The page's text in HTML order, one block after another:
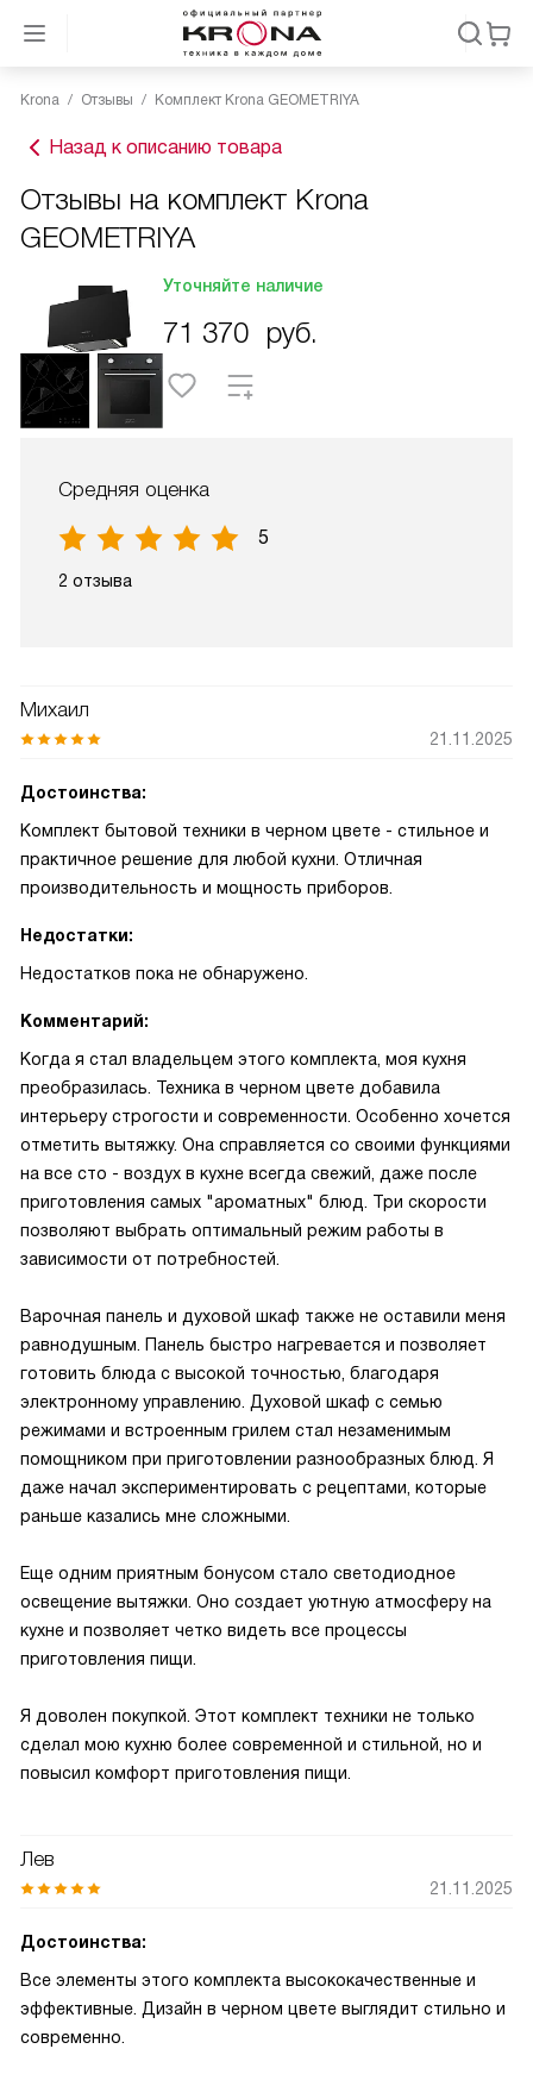
Krona Отзывы Комплект Krona GEOMETRIYA
Назад к описанию товара
Отзывы на комплект Krona
GEOMETRIYA
Уточняйте наличие
71 370 руб.
Средняя оценка
5
2 отзыва
Михаил
21.11.2025
Достоинства:
Комплект бытовой техники в черном цвете - стильное и
практичное решение для любой кухни. Отличная
производительность и мощность приборов.
Недостатки:
Недостатков пока не обнаружено.
Комментарий:
Когда я стал владельцем этого комплекта, моя кухня
преобразилась. Техника в черном цвете добавила
интерьеру строгости и современности. Особенно хочется
отметить вытяжку. Она справляется со своими функциями
на все сто - воздух в кухне всегда свежий, даже после
приготовления самых "ароматных" блюд. Три скорости
позволяют выбрать оптимальный режим работы в
зависимости от потребностей.
Варочная панель и духовой шкаф также не оставили меня
равнодушным. Панель быстро нагревается и позволяет
готовить блюда с высокой точностью, благодаря
электронному управлению. Духовой шкаф с семью
режимами и встроенным грилем стал незаменимым
помощником при приготовлении разнообразных блюд. Я
даже начал экспериментировать с рецептами, которые
раньше казались мне сложными.
Еще одним приятным бонусом стало светодиодное
освещение вытяжки. Оно создает уютную атмосферу на
кухне и позволяет четко видеть все процессы
приготовления пищи.
Я доволен покупкой. Этот комплект техники не только
сделал мою кухню более современной и стильной, но и
повысил комфорт приготовления пищи.
Лев
21.11.2025
Достоинства:
Все элементы этого комплекта высококачественные и
эффективные. Дизайн в черном цвете выглядит стильно и
современно.